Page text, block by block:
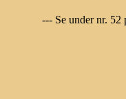
--- Se under nr. 52